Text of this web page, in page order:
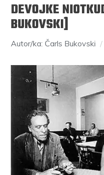
DEVOJKE
BUKOVSKI]
Autor/ka: Čarls Bukovski